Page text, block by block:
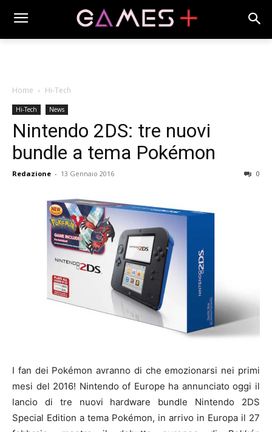
Home Hi-Tech
Hi-Tech News
Nintendo 2DS: tre nuovi
bundle a tema Pokémon
Redazione - 13 Gennaio 2016 0
I fan dei Pokémon avranno di che emozionarsi nei primi
mesi del 2016! Nintendo of Europe ha annunciato oggi il
lancio di tre nuovi hardware bundle Nintendo 2DS
Special Edition a tema Pokémon, in arrivo in Europa il 27